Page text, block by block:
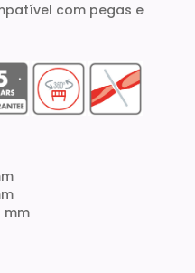
com pegas e
mm